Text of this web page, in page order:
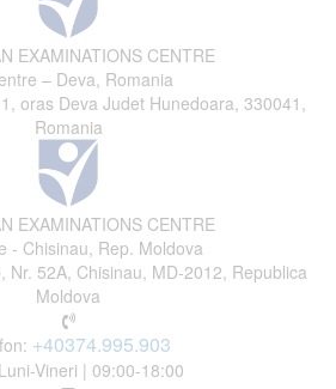
EXAMINATIONS CENTRE
– Deva, Romania
oras Deva Judet Hunedoara, 330041,
Romania
EXAMINATIONS CENTRE
- Chisinau, Rep. Moldova
Nr. 52A, Chisinau, MD-2012, Republica
Moldova
+40374.995.903
Vineri | 09:00-18:00